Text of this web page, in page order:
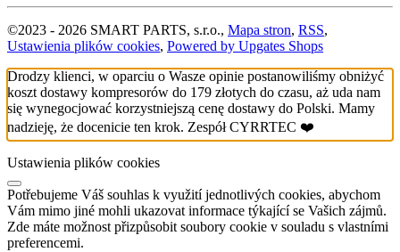
©2023 - 2026 SMART PARTS, s.r.o., Mapa stron, RSS,
Ustawienia plików cookies, Powered by Upgates Shops
Drodzy klienci, w oparciu o Wasze opinie postanowiliśmy obniżyć
koszt dostawy kompresorów do 179 złotych do czasu, aż uda nam
się wynegocjować korzystniejszą cenę dostawy do Polski. Mamy
nadzieję, że docenicie ten krok. Zespół CYRRTEC ❤️
Ustawienia plików cookies
Potřebujeme Váš souhlas k využití jednotlivých cookies, abychom
Vám mimo jiné mohli ukazovat informace týkající se Vašich zájmů.
Zde máte možnost přizpůsobit soubory cookie v souladu s vlastními
preferencemi.